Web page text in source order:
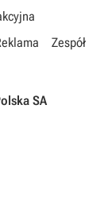
Zespół
SA